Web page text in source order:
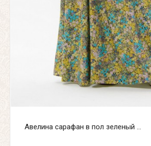
Авелина сарафан в пол зеленый ...